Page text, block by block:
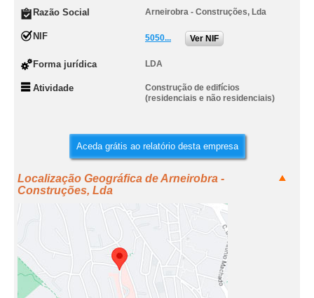
Razão Social Arneirobra - Construções, Lda
NIF 5050... Ver NIF
Forma jurídica LDA
Atividade
Construção de edifícios
(residenciais e não residenciais)
Aceda grátis ao relatório desta empresa
Localização Geográfica de Arneirobra -
Construções, Lda